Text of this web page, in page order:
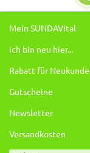
Mein SUNDAVital
ich bin neu hier...
Rabatt für
Gutscheine
Newsletter
Versandkosten